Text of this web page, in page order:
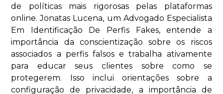
de políticas mais rigorosas pelas plataformas
online. Jonatas Lucena, um Advogado Especialista
Em Identificação De Perfis Fakes, entende a
importância da conscientização sobre os riscos
associados a perfis falsos e trabalha ativamente
para educar seus clientes sobre como se
protegerem. Isso inclui orientações sobre a
configuração de privacidade, a importância de